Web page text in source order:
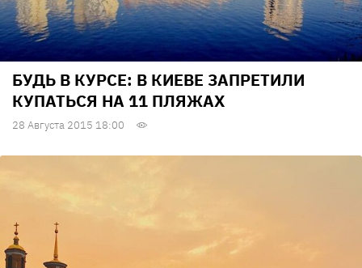
БУДЬ В КУРСЕ: В КИЕВЕ ЗАПРЕТИЛИ
КУПАТЬСЯ НА 11 ПЛЯЖАХ
28 Августа 2015 18:00